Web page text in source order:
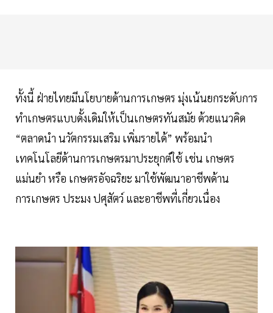
ทั้งนี้ ฝ่ายไทยมีนโยบายด้านการเกษตร มุ่งเน้นยกระดับการ
ทำเกษตรแบบดั้งเดิมให้เป็นเกษตรทันสมัย ด้วยแนวคิด
“ตลาดนำ นวัตกรรมเสริม เพิ่มรายได้” พร้อมนำ
เทคโนโลยีด้านการเกษตรมาประยุกต์ใช้ เช่น เกษตร
แม่นยำ หรือ เกษตรอัจฉริยะ มาใช้พัฒนาอาชีพด้าน
การเกษตร ประมง ปศุสัตว์ และอาชีพที่เกี่ยวเนื่อง